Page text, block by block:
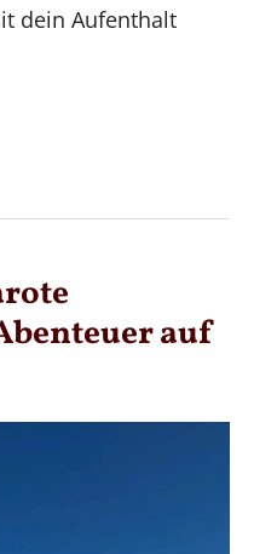
dein Aufenthalt
auf